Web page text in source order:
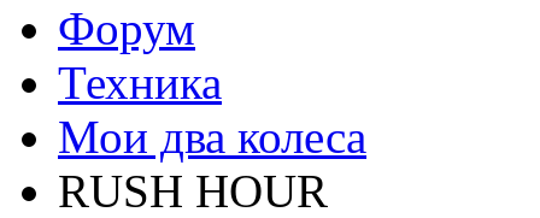
Форум
Техника
Мои два колеса
RUSH HOUR